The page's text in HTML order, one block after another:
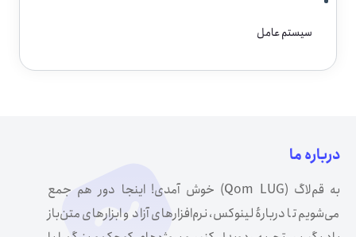
سیستم عامل
درباره ما
به قم‌لاگ (Qom LUG) خوش آمدی! اینجا دور هم جمع
می‌شویم تا دربارهٔ لینوکس، نرم‌افزارهای آزاد و ابزارهای متن‌باز